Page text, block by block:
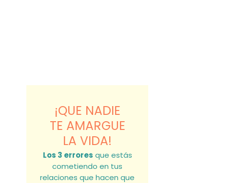
¡QUE NADIE
TE AMARGUE
LA VIDA!
Los 3 errores que estás
cometiendo en tus
relaciones que hacen que